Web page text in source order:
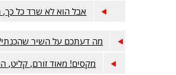
אבל הוא לא שרד כל כך,
מה דעתכם על השיר שהכנתי?
מקסים! מאוד זורם, קליט,